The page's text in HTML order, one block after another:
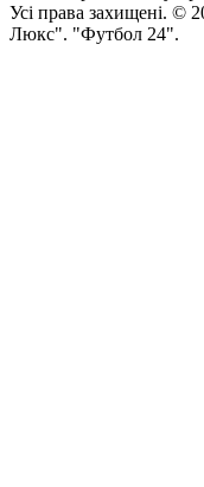
Усi права захищенi. ©
Люкс". "Футбол 24".